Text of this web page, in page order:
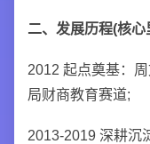
二、发展历程(核心
2012 起点奠基：
局财商教育赛道;
2013-2019 深耕沉